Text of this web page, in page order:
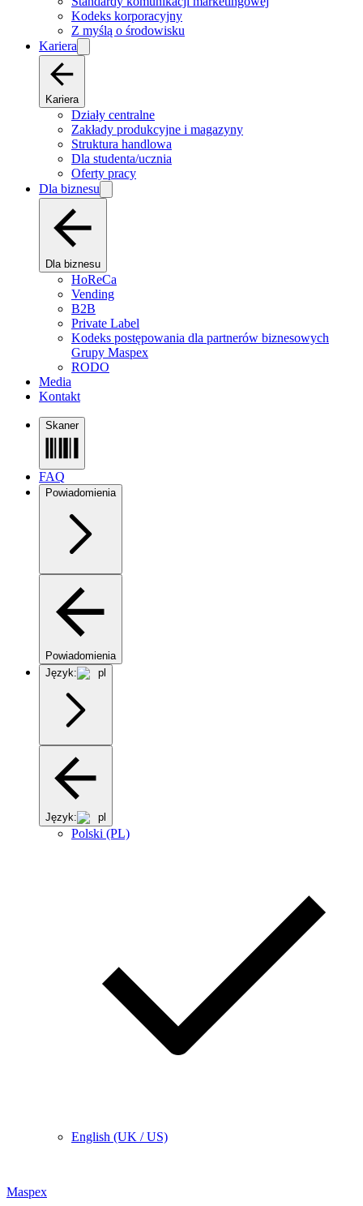
Kodeks korporacyjny
Z myślą o środowisku
Kariera
Kariera
Działy centralne
Zakłady produkcyjne i magazyny
Struktura handlowa
Dla studenta/ucznia
Oferty pracy
Dla biznesu
Dla biznesu
HoReCa
Vending
B2B
Private Label
Kodeks postępowania dla partnerów biznesowych
Grupy Maspex
RODO
Media
Kontakt
Skaner
FAQ
Powiadomienia
Powiadomienia
Język:
pl
Język: pl
Polski (PL)
English (UK / US)
Maspex